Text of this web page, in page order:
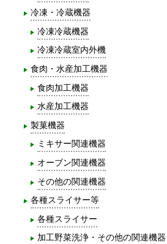
冷凍・冷蔵機器
冷凍冷蔵機器
冷凍冷蔵室内外機
食肉・水産加工機器
食肉加工機器
水産加工機器
製菓機器
ミキサー関連機器
オーブン関連機器
その他の関連機器
各種スライサー等
各種スライサー
加工野菜洗浄・その他の関連機器